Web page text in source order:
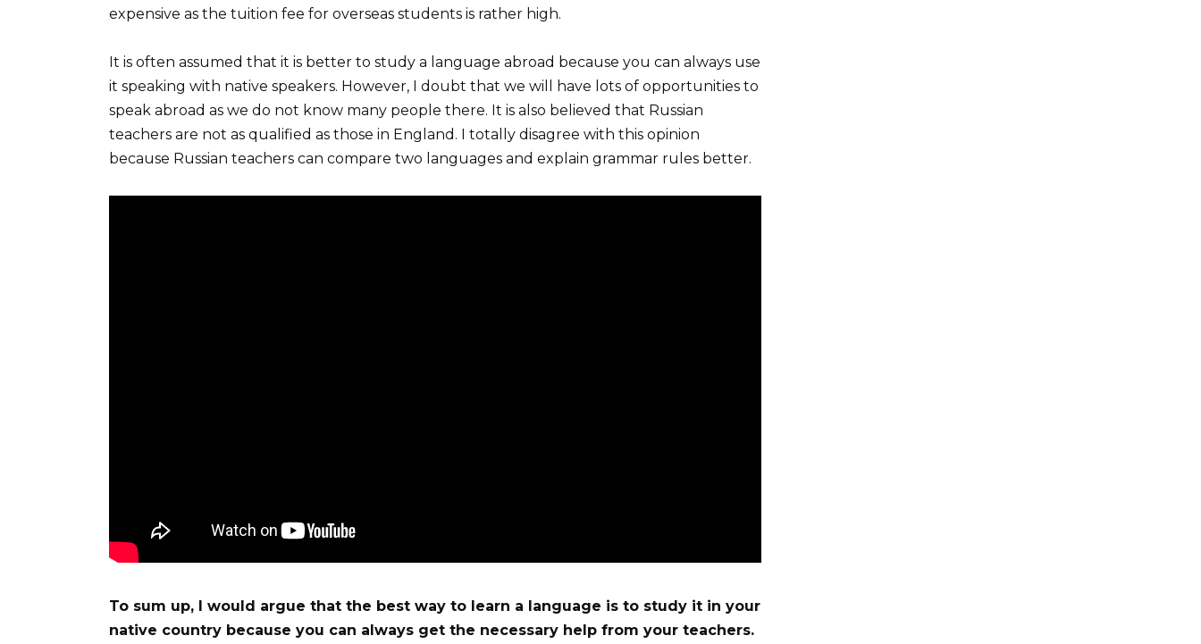
expensive as the tuition fee for overseas students is rather high.
It is often assumed that it is better to study a language abroad because you can always use
it speaking with native speakers. However, I doubt that we will have lots of opportunities to
speak abroad as we do not know many people there. It is also believed that Russian
teachers are not as qualified as those in England. I totally disagree with this opinion
because Russian teachers can compare two languages and explain grammar rules better.
To sum up, I would argue that the best way to learn a language is to study it in your
native country because you can always get the necessary help from your teachers.